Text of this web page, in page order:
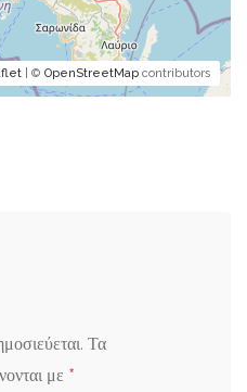
| © OpenStreetMap contributors
Τα
με *